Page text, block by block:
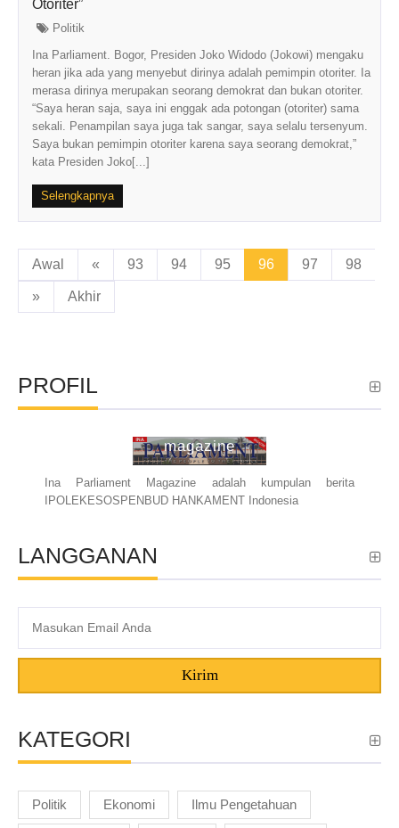
Otoriter”
Politik
Ina Parliament. Bogor, Presiden Joko Widodo (Jokowi) mengaku
heran jika ada yang menyebut dirinya adalah pemimpin otoriter. Ia
merasa dirinya merupakan seorang demokrat dan bukan otoriter.
“Saya heran saja, saya ini enggak ada potongan (otoriter) sama
sekali. Penampilan saya juga tak sangar, saya selalu tersenyum.
Saya bukan pemimpin otoriter karena saya seorang demokrat,”
kata Presiden Joko[...]
Selengkapnya
Awal « 93 94 95 96 97 98
» Akhir
PROFIL
magazine
Ina Parliament Magazine adalah kumpulan berita
IPOLEKESOSPENBUD HANKAMENT Indonesia
LANGGANAN
Kirim
KATEGORI
Politik Ekonomi Ilmu Pengetahuan